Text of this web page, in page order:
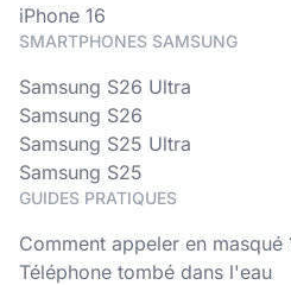
iPhone 16
SMARTPHONES SAMSUNG
Samsung S26 Ultra
Samsung S26
Samsung S25 Ultra
Samsung S25
GUIDES PRATIQUES
Comment appeler en masqué
Téléphone tombé dans l'eau